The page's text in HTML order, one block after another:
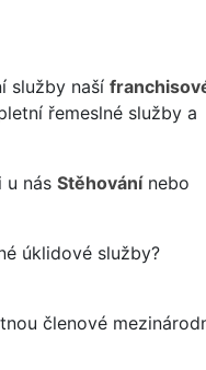
služby naší
řemeslné služby a
u nás Stěhovánínebo
úklidové služby?
členové